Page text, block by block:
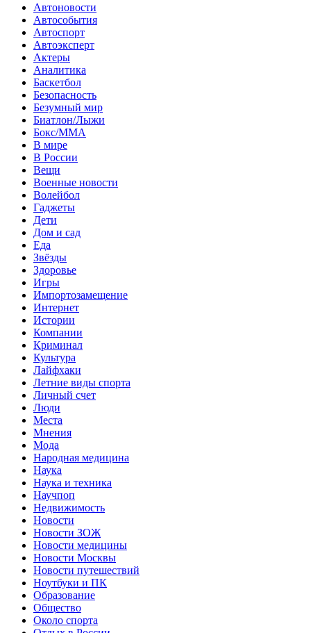
Автоновости
Автособытия
Автоспорт
Автоэксперт
Актеры
Аналитика
Баскетбол
Безопасность
Безумный мир
Биатлон/Лыжи
Бокс/MMA
В мире
В России
Вещи
Военные новости
Волейбол
Гаджеты
Дети
Дом и сад
Еда
Звёзды
Здоровье
Игры
Импортозамещение
Интернет
Истории
Компании
Криминал
Культура
Лайфхаки
Летние виды спорта
Личный счет
Люди
Места
Мнения
Мода
Народная медицина
Наука
Наука и техника
Научпоп
Недвижимость
Новости
Новости ЗОЖ
Новости медицины
Новости Москвы
Новости путешествий
Ноутбуки и ПК
Образование
Общество
Около спорта